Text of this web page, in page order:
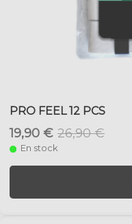
PRO FEEL 12 PCS
19,90 € 26,90 €
En stock